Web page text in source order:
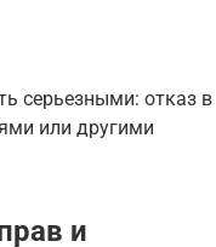
серьезными: отказ в
или другими
и